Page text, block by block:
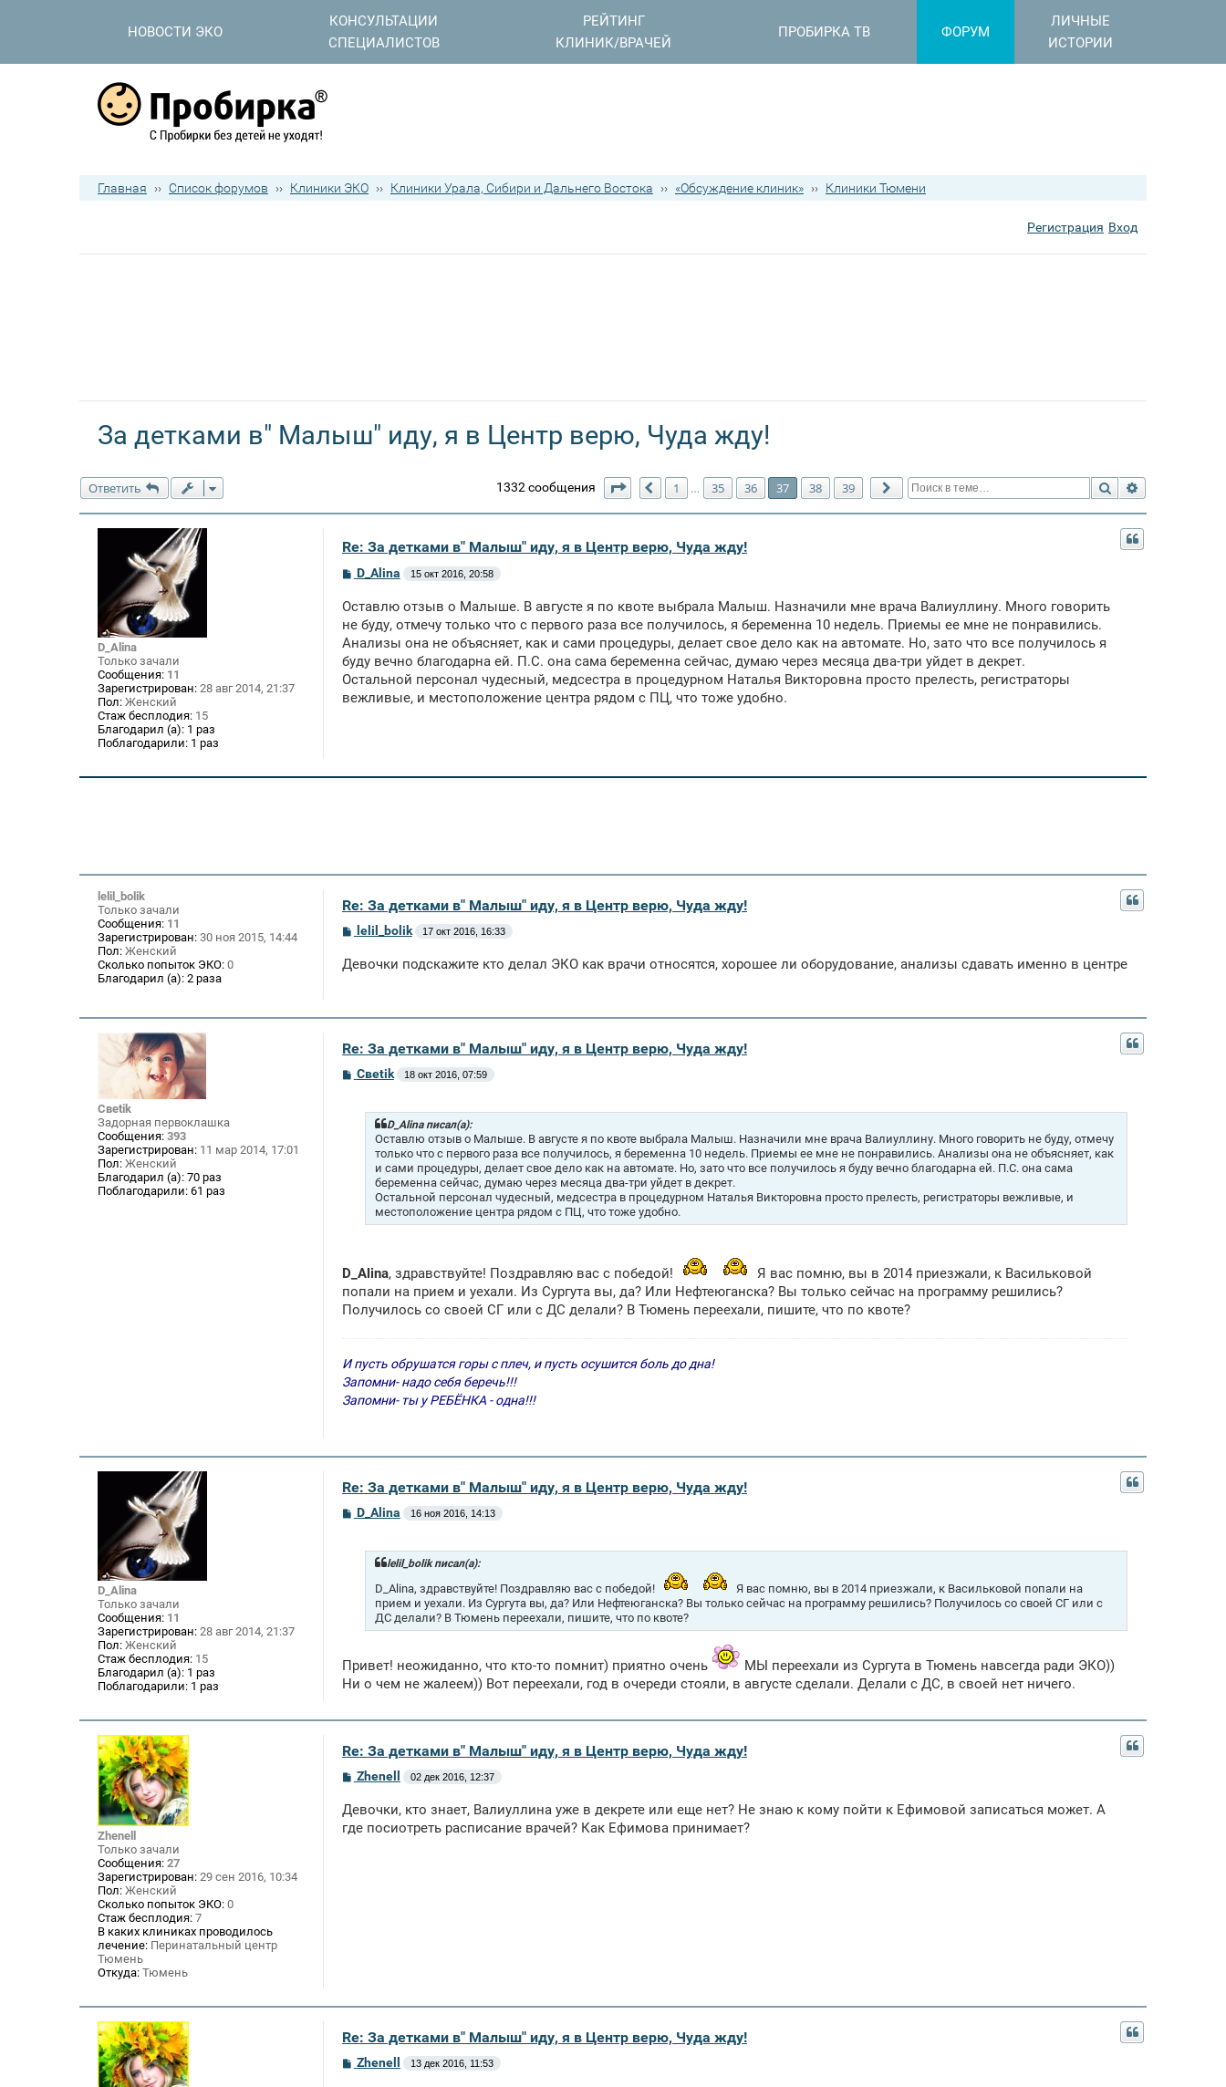
НОВОСТИ ЭКО
КОНСУЛЬТАЦИИ
СПЕЦИАЛИСТОВ
РЕЙТИНГ
КЛИНИК/ВРАЧЕЙ
ПРОБИРКА ТВ ФОРУМ
ЛИЧНЫЕ
ИСТОРИИ
Главная ›› Список форумов ›› Клиники ЭКО ›› Клиники Урала, Сибири и Дальнего Востока ›› «Обсуждение клиник» ›› Клиники Тюмени
Регистрация Вход
За детками в" Малыш" иду, я в Центр верю, Чуда жду!
Ответить Поиск
1332 сообщения Страница 37 из39
Пред.
1 … 35 36 37 38 39 След.
D_Alina
Только зачали
Сообщения: 11
Зарегистрирован: 28 авг 2014, 21:37
Пол: Женский
Стаж бесплодия: 15
Благодарил (а): 1 раз
Поблагодарили: 1 раз
Re: За детками в" Малыш" иду, я в Центр верю, Чуда жду!
С
б
щ
н
и
D_Alina 15 окт 2016, 20:58
Оставлю отзыв о Малыше. В августе я по квоте выбрала Малыш. Назначили мне врача Валиуллину. Много говорить
не буду, отмечу только что с первого раза все получилось, я беременна 10 недель. Приемы ее мне не понравились.
Анализы она не объясняет, как и сами процедуры, делает свое дело как на автомате. Но, зато что все получилось я
буду вечно благодарна ей. П.С. она сама беременна сейчас, думаю через месяца два-три уйдет в декрет.
Остальной персонал чудесный, медсестра в процедурном Наталья Викторовна просто прелесть, регистраторы
вежливые, и местоположение центра рядом с ПЦ, что тоже удобно.
lelil_bolik
Только зачали
Сообщения: 11
Зарегистрирован: 30 ноя 2015, 14:44
Пол: Женский
Сколько попыток ЭКО: 0
Благодарил (а): 2 раза
Re: За детками в" Малыш" иду, я в Центр верю, Чуда жду!
С
б
и
lelil_bolik 17 окт 2016, 16:33
Девочки подскажите кто делал ЭКО как врачи относятся, хорошее ли оборудование, анализы сдавать именно в центре
Свеtik
Задорная первоклашка
Сообщения: 393
Зарегистрирован: 11 мар 2014, 17:01
Пол: Женский
Благодарил (а): 70 раз
Поблагодарили: 61 раз
Re: За детками в" Малыш" иду, я в Центр верю, Чуда жду!
ССвеtik 18 окт 2016, 07:59
D_Alina писал(а):
Оставлю отзыв о Малыше. В августе я по квоте выбрала Малыш. Назначили мне врача Валиуллину. Много говорить не буду, отмечу
только что с первого раза все получилось, я беременна 10 недель. Приемы ее мне не понравились. Анализы она не объясняет, как
и сами процедуры, делает свое дело как на автомате. Но, зато что все получилось я буду вечно благодарна ей. П.С. она сама
беременна сейчас, думаю через месяца два-три уйдет в декрет.
Остальной персонал чудесный, медсестра в процедурном Наталья Викторовна просто прелесть, регистраторы вежливые, и
местоположение центра рядом с ПЦ, что тоже удобно.
D_Alina, здравствуйте! Поздравляю вас с победой!
Я вас помню, вы в 2014 приезжали, к Васильковой
попали на прием и уехали. Из Сургута вы, да? Или Нефтеюганска? Вы только сейчас на программу решились?
Получилось со своей СГ или с ДС делали? В Тюмень переехали, пишите, что по квоте?
И пусть обрушатся горы с плеч, и пусть осушится боль до дна!
Запомни- надо себя беречь!!!
Запомни- ты у РЕБЁНКА - одна!!!
D_Alina
Только зачали
Сообщения: 11
Зарегистрирован: 28 авг 2014, 21:37
Пол: Женский
Стаж бесплодия: 15
Благодарил (а): 1 раз
Поблагодарили: 1 раз
Re: За детками в" Малыш" иду, я в Центр верю, Чуда жду!
СD_Alina 16 ноя 2016, 14:13
lelil_bolik писал(а):
D_Alina, здравствуйте! Поздравляю вас с победой!
Я вас помню, вы в 2014 приезжали, к Васильковой попали на
прием и уехали. Из Сургута вы, да? Или Нефтеюганска? Вы только сейчас на программу решились? Получилось со своей СГ или с
ДС делали? В Тюмень переехали, пишите, что по квоте?
Привет! неожиданно, что кто-то помнит) приятно очень
МЫ переехали из Сургута в Тюмень навсегда ради ЭКО))
Ни о чем не жалеем)) Вот переехали, год в очереди стояли, в августе сделали. Делали с ДС, в своей нет ничего.
Zhenell
Только зачали
Сообщения: 27
Зарегистрирован: 29 сен 2016, 10:34
Пол: Женский
Сколько попыток ЭКО: 0
Стаж бесплодия: 7
В каких клиниках проводилось
лечение: Перинатальный центр
Тюмень
Откуда: Тюмень
Re: За детками в" Малыш" иду, я в Центр верю, Чуда жду!
С
б
щ
е
Zhenell 02 дек 2016, 12:37
Девочки, кто знает, Валиуллина уже в декрете или еще нет? Не знаю к кому пойти к Ефимовой записаться может. А
где посиотреть расписание врачей? Как Ефимова принимает?
Re: За детками в" Малыш" иду, я в Центр верю, Чуда жду!
СZhenell 13 дек 2016, 11:53